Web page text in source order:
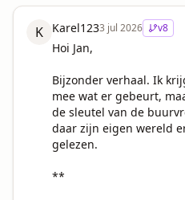
K Karel1233 jul 2026 v8
Hoi Jan,
Bijzonder verhaal. Ik
mee wat er gebeurt,
de sleutel van de
daar zijn eigen wereld
gelezen.
**